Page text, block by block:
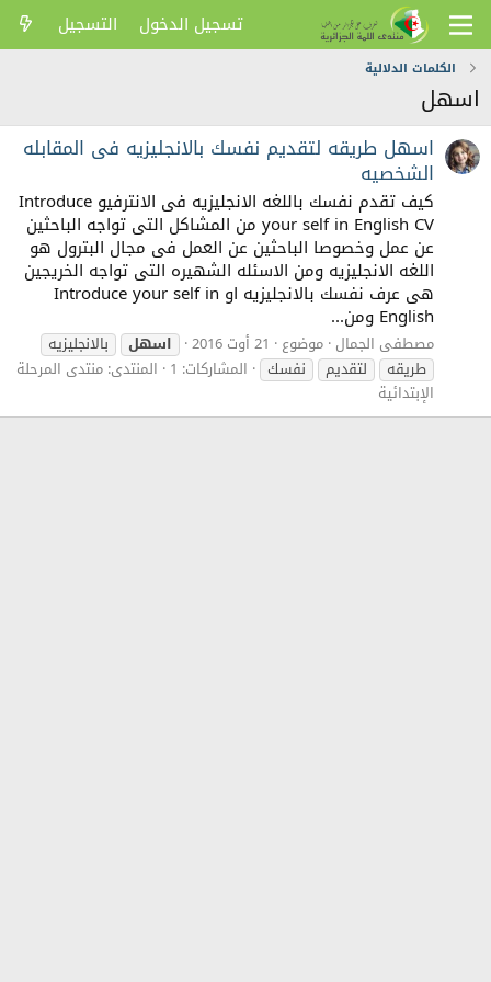
تسجيل الدخول التسجيل
الكلمات الدلالية
اسهل
اسهل طريقه لتقديم نفسك بالانجليزيه فى المقابله
الشخصيه
كيف تقدم نفسك باللغه الانجليزيه فى الانترفيو Introduce
your self in English CV من المشاكل التى تواجه الباحثين
عن عمل وخصوصا الباحثين عن العمل فى مجال البترول هو
اللغه الانجليزيه ومن الاسئله الشهيره التى تواجه الخريجين
هى عرف نفسك بالانجليزيه او Introduce your self in
English ومن...
مصطفى الجمال موضوع 21 أوت 2016 اسهل
بالانجليزيه
طريقه
لتقديم نفسك المشاركات: 1 المنتدى: منتدى المرحلة
الإبتدائية